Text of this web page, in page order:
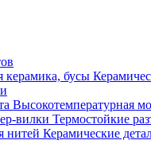
Высокотемпературная
Термостойкие
Керамические